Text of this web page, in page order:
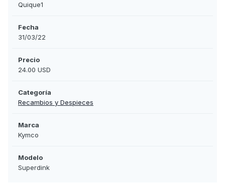
Quique1
Fecha
31/03/22
Precio
24.00 USD
Categoría
Recambios y Despieces
Marca
Kymco
Modelo
Superdink